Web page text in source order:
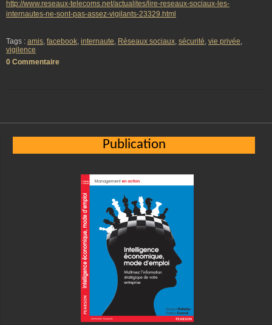
http://www.reseaux-telecoms.net/actualites/lire-reseaux-sociaux-les-
internautes-ne-sont-pas-assez-vigilants-23329.html
Tags : amis, facebook, internaute, Réseaux sociaux, sécurité, vie privée,
vigilence
0 Commentaire
Publication